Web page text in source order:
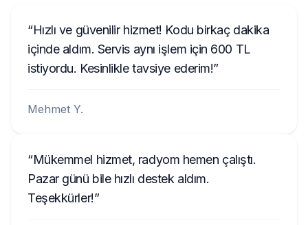
C70000001234
Hızlı ve güvenilir hizmet! Kodu birkaç dakika
içinde aldım. Servis aynı işlem için 600 TL
istiyordu. Kesinlikle tavsiye ederim!
Mehmet Y.
Mükemmel hizmet, radyom hemen çalıştı.
Pazar günü bile hızlı destek aldım.
Teşekkürler!